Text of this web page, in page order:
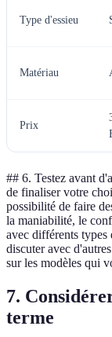
Type d'essieu
Matériau
Prix
## 6. Testez avant
de finaliser votre
possibilité de faire
la maniabilité, le
avec différents types
discuter avec
sur les modèles qui
7.
terme